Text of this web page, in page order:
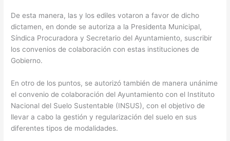
De esta manera, las y los ediles votaron a favor de dicho
dictamen, en donde se autoriza a la Presidenta Municipal,
Síndica Procuradora y Secretario del Ayuntamiento, suscribir
los convenios de colaboración con estas instituciones de
Gobierno.
En otro de los puntos, se autorizó también de manera unánime
el convenio de colaboración del Ayuntamiento con el Instituto
Nacional del Suelo Sustentable (INSUS), con el objetivo de
llevar a cabo la gestión y regularización del suelo en sus
diferentes tipos de modalidades.